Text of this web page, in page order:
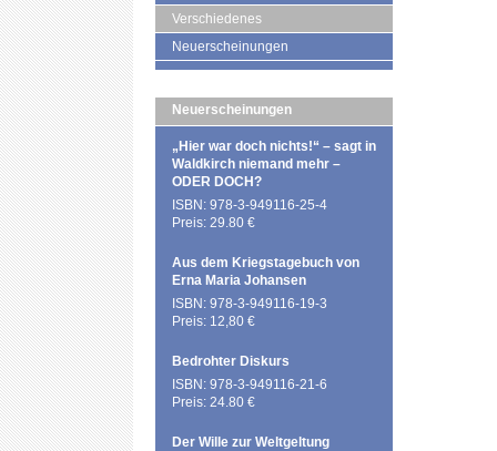
Verschiedenes
Neuerscheinungen
Neuerscheinungen
„Hier war doch nichts!“ – sagt in
Waldkirch niemand mehr –
ODER DOCH?
ISBN: 978-3-949116-25-4
Preis: 29.80 €
Aus dem Kriegstagebuch von
Erna Maria Johansen
ISBN: 978-3-949116-19-3
Preis: 12,80 €
Bedrohter Diskurs
ISBN: 978-3-949116-21-6
Preis: 24.80 €
Der Wille zur Weltgeltung